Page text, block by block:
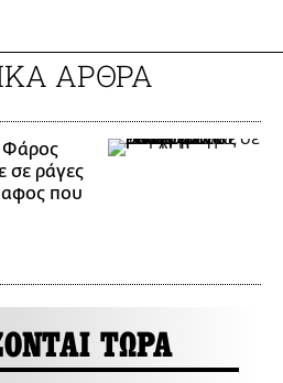
ΑΡΘΡΑ
Φάρος
σε ράγες
που
ΤΩΡΑ